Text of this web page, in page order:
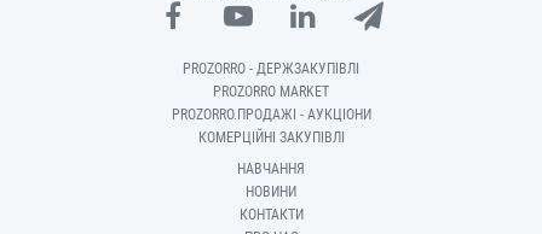
PROZORRO - ДЕРЖЗАКУПІВЛІ
PROZORRO MARKET
PROZORRO.ПРОДАЖІ - АУКЦІОНИ
КОМЕРЦІЙНІ ЗАКУПІВЛІ
НАВЧАННЯ
НОВИНИ
КОНТАКТИ